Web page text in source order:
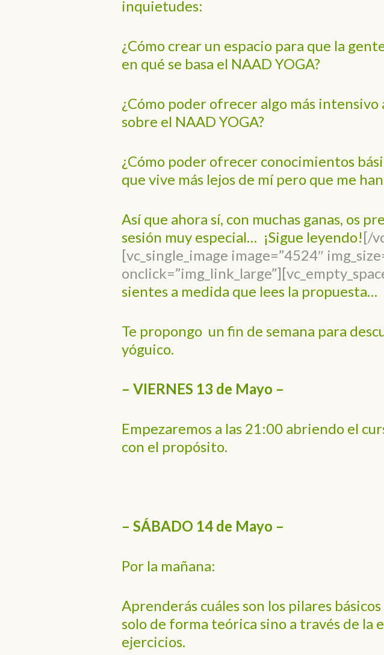
inquietudes:
¿Cómo crear un espacio para que la
en qué se basa el NAAD YOGA?
¿Cómo poder ofrecer algo más intensivo
sobre el NAAD YOGA?
¿Cómo poder ofrecer conocimientos
que vive más lejos de mí pero que me
Así que ahora sí, con muchas ganas, os
sesión muy especial… ¡Sigue leyendo![/
[vc_single_image image=”4524″
sientes a medida que lees la propuesta…
Te propongo un fin de semana para
yóguico.
– VIERNES 13 de Mayo –
Empezaremos a las 21:00 abriendo el
con el propósito.
– SÁBADO 14 de Mayo –
Por la mañana:
Aprenderás cuáles son los pilares
solo de forma teórica sino a través de
ejercicios.